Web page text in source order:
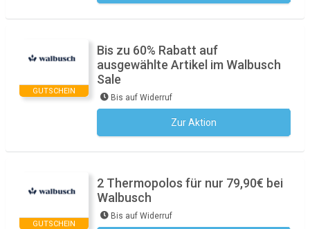
GUTSCHEIN
Bis zu 60% Rabatt auf
ausgewählte Artikel im Walbusch
Sale
Bis auf Widerruf
Zur Aktion
GUTSCHEIN
2 Thermopolos für nur 79,90€ bei
Walbusch
Bis auf Widerruf